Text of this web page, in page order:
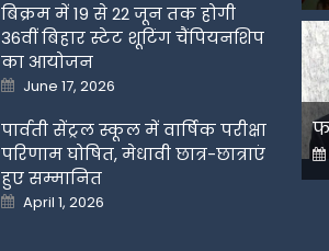
बिक्रम में 19 से 22 जून तक होगी
36वीं बिहार स्टेट शूटिंग चैंपियनशिप
का आयोजन
Posted
on
June 17, 2026
पार्वती सेंट्रल स्कूल में वार्षिक परीक्षा
परिणाम घोषित, मेधावी छात्र-छात्राएं
हुए सम्मानित
Posted
on
April 1, 2026